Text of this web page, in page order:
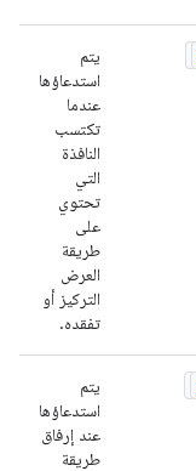
يتم
استدعاؤها
عندما
تكتسب
النافذة
التي
تحتوي
على
طريقة
العرض
التركيز أو
تفقده.
يتم
استدعاؤها
عند إرفاق
طريقة